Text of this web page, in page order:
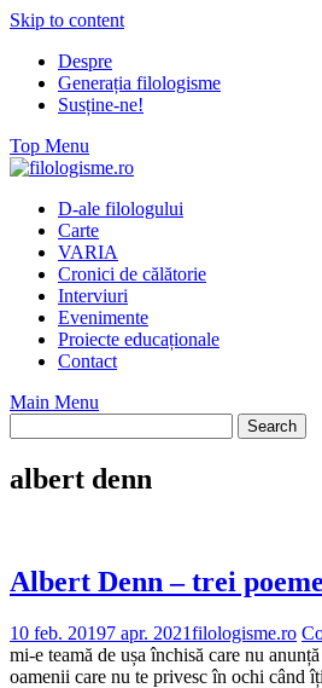
Skip to content
Despre
Generația filologisme
Susține-ne!
Top Menu
D-ale filologului
Carte
VARIA
Cronici de călătorie
Interviuri
Evenimente
Proiecte educaționale
Contact
Main Menu
albert denn
Albert Denn – trei
10 feb. 20197 apr. 2021filologisme.ro
mi-e teamă de ușa închisă care nu
oamenii care nu te privesc în ochi când